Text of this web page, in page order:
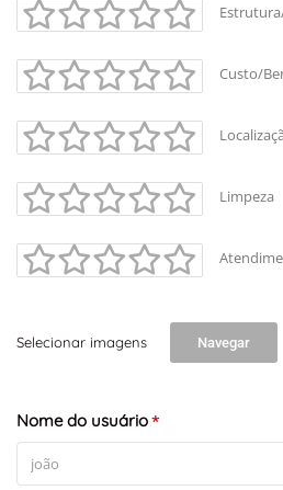
Custo/
Limpeza
Selecionar imagens Navegar
Nome do usuário*